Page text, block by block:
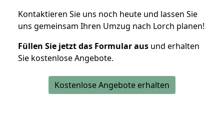
Kontaktieren Sie uns noch heute und lassen Sie
uns gemeinsam Ihren Umzug nach Lorch planen!
Füllen Sie jetzt das Formular aus und erhalten
Sie kostenlose Angebote.
Kostenlose Angebote erhalten